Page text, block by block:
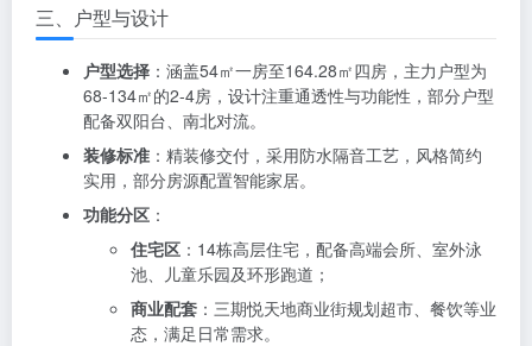
三、户型与设计
户型选择 ：涵盖54㎡一房至164.28㎡四房，主力户型为
68-134㎡的2-4房，设计注重通透性与功能性，部分户型
配备双阳台、南北对流。
装修标准 ：精装修交付，采用防水隔音工艺，风格简约
实用，部分房源配置智能家居。
功能分区 ：
住宅区 ：14栋高层住宅，配备高端会所、室外泳
池、儿童乐园及环形跑道；
商业配套 ：三期悦天地商业街规划超市、餐饮等业
态，满足日常需求。